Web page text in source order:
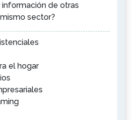
información de otras
sector?
el hogar